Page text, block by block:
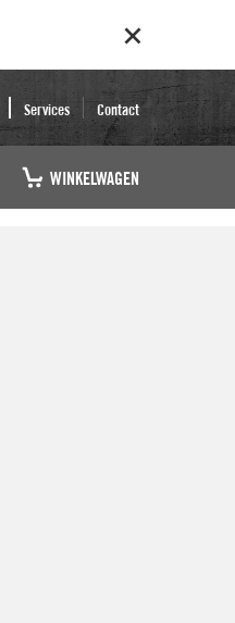
Services Contact
WINKELWAGEN